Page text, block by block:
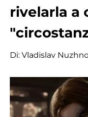
rivelarla a
Di: Vladislav